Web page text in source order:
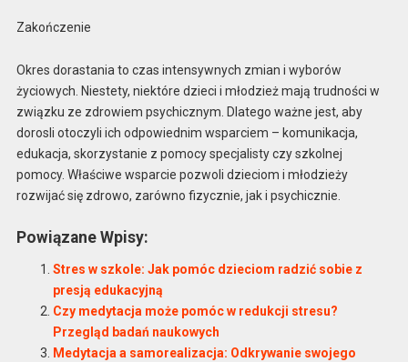
Zakończenie
Okres dorastania to czas intensywnych zmian i wyborów
życiowych. Niestety, niektóre dzieci i młodzież mają trudności w
związku ze zdrowiem psychicznym. Dlatego ważne jest, aby
dorosli otoczyli ich odpowiednim wsparciem – komunikacja,
edukacja, skorzystanie z pomocy specjalisty czy szkolnej
pomocy. Właściwe wsparcie pozwoli dzieciom i młodzieży
rozwijać się zdrowo, zarówno fizycznie, jak i psychicznie.
Powiązane Wpisy:
Stres w szkole: Jak pomóc dzieciom radzić sobie z
presją edukacyjną
Czy medytacja może pomóc w redukcji stresu?
Przegląd badań naukowych
Medytacja a samorealizacja: Odkrywanie swojego